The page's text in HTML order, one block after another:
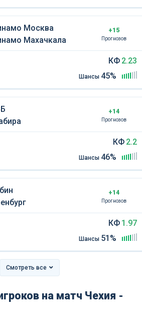
Москва
Махачкала
+15
Прогнозов
КФ 2.23
Шансы 45%
+14
Прогнозов
КФ 2.2
Шансы 46%
+14
Прогнозов
КФ 1.97
Шансы 51%
Смотреть все
на матч Чехия -